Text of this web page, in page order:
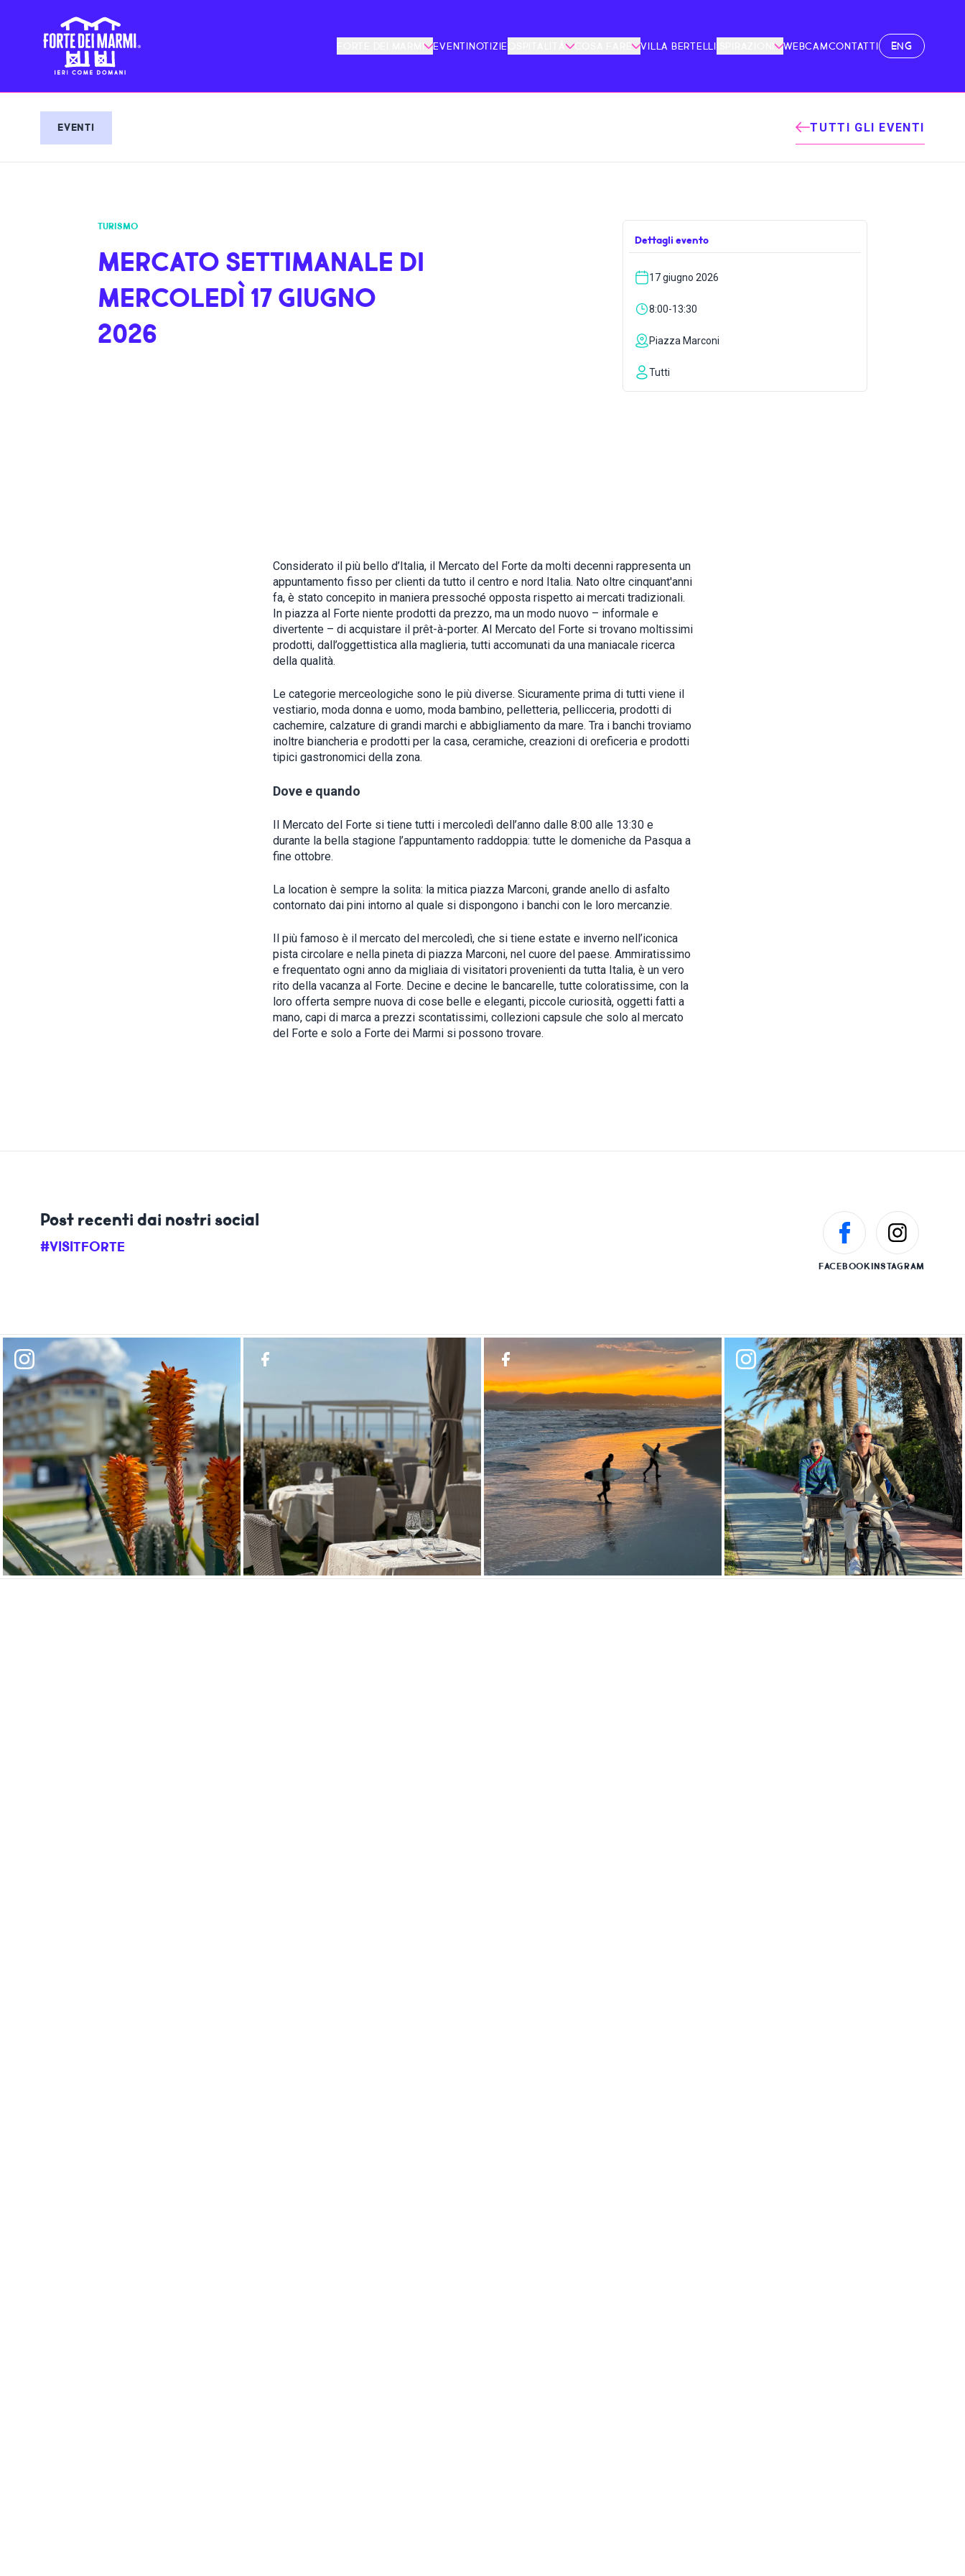
ENG
FORTE DEI MARMI EVENTI NOTIZIE COSA FARE VILLA BERTELLI ISPIRAZIONI WEBCAMCONTATTI
EVENTI TUTTI GLI EVENTI
TURISMO
MERCATO SETTIMANALE DI
MERCOLEDÌ 17 GIUGNO
2026
Dettagli evento
17 giugno 2026
8:00-13:30
Piazza Marconi
Tutti
Considerato il più bello d’Italia, il Mercato del Forte da molti decenni rappresenta un
appuntamento fisso per clienti da tutto il centro e nord Italia. Nato oltre cinquant'anni
fa, è stato concepito in maniera pressoché opposta rispetto ai mercati tradizionali.
In piazza al Forte niente prodotti da prezzo, ma un modo nuovo – informale e
divertente – di acquistare il prêt-à-porter. Al Mercato del Forte si trovano moltissimi
prodotti, dall’oggettistica alla maglieria, tutti accomunati da una maniacale ricerca
della qualità.
Le categorie merceologiche sono le più diverse. Sicuramente prima di tutti viene il
vestiario, moda donna e uomo, moda bambino, pelletteria, pellicceria, prodotti di
cachemire, calzature di grandi marchi e abbigliamento da mare. Tra i banchi troviamo
inoltre biancheria e prodotti per la casa, ceramiche, creazioni di oreficeria e prodotti
tipici gastronomici della zona.
Dove e quando
Il Mercato del Forte si tiene tutti i mercoledì dell’anno dalle 8:00 alle 13:30 e
durante la bella stagione l’appuntamento raddoppia: tutte le domeniche da Pasqua a
fine ottobre.
La location è sempre la solita: la mitica piazza Marconi, grande anello di asfalto
contornato dai pini intorno al quale si dispongono i banchi con le loro mercanzie.
Il più famoso è il mercato del mercoledì, che si tiene estate e inverno nell’iconica
pista circolare e nella pineta di piazza Marconi, nel cuore del paese. Ammiratissimo
e frequentato ogni anno da migliaia di visitatori provenienti da tutta Italia, è un vero
rito della vacanza al Forte. Decine e decine le bancarelle, tutte coloratissime, con la
loro offerta sempre nuova di cose belle e eleganti, piccole curiosità, oggetti fatti a
mano, capi di marca a prezzi scontatissimi, collezioni capsule che solo al mercato
del Forte e solo a Forte dei Marmi si possono trovare.
Post recenti dai nostri social
#VISITFORTE
FACEBOOKINSTAGRAM